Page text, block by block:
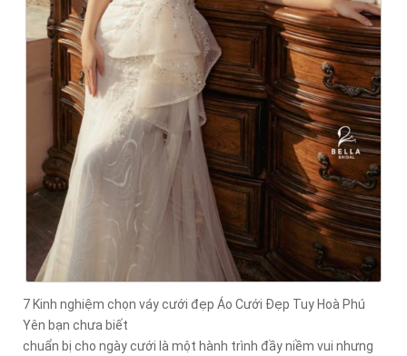
7 Kinh nghiệm chọn váy cưới đẹp Áo Cưới Đẹp Tuy Hoà Phú
Yên bạn chưa biết
chuẩn bị cho ngày cưới là một hành trình đầy niềm vui nhưng